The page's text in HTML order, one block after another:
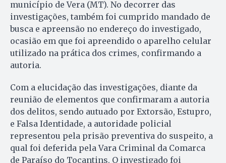
município de Vera (MT). No decorrer das
investigações, também foi cumprido mandado de
busca e apreensão no endereço do investigado,
ocasião em que foi apreendido o aparelho celular
utilizado na prática dos crimes, confirmando a
autoria.
Com a elucidação das investigações, diante da
reunião de elementos que confirmaram a autoria
dos delitos, sendo autuado por Extorsão, Estupro,
e Falsa Identidade, a autoridade policial
representou pela prisão preventiva do suspeito, a
qual foi deferida pela Vara Criminal da Comarca
de Paraíso do Tocantins. O investigado foi